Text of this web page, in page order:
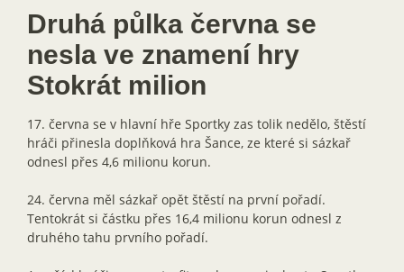
Druhá půlka června se
nesla ve znamení hry
Stokrát milion
17. června se v hlavní hře Sportky zas tolik nedělo, štěstí
hráči přinesla doplňková hra Šance, ze které si sázkař
odnesl přes 4,6 milionu korun.
24. června měl sázkař opět štěstí na první pořadí.
Tentokrát si částku přes 16,4 milionu korun odnesl z
druhého tahu prvního pořadí.